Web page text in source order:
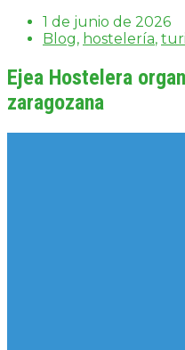
1 de junio de 2026
Blog, hostelería,
Ejea Hostelera
zaragozana